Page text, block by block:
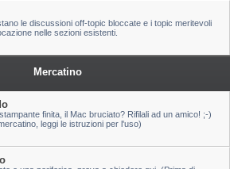
le discussioni off-topic bloccate e i topic meritevoli
nelle sezioni esistenti.
Mercatino
finita, il Mac bruciato? Rifilali ad un amico! ;-)
leggi le istruzioni per l'uso)